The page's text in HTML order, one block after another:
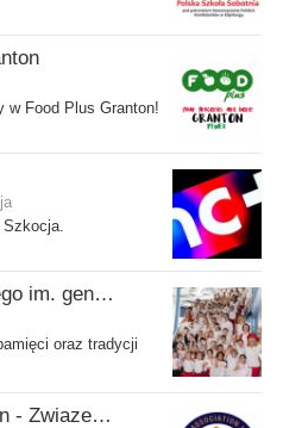
w Food Plus Granton!
Szkocja.
Akademia Języka Polskiego im. gen. Stanisława Maczka przy ECP
oraz tradycji
Polish Medical Association - Zwiazek Lekarzy Polskich w Wielkiej Brytanii